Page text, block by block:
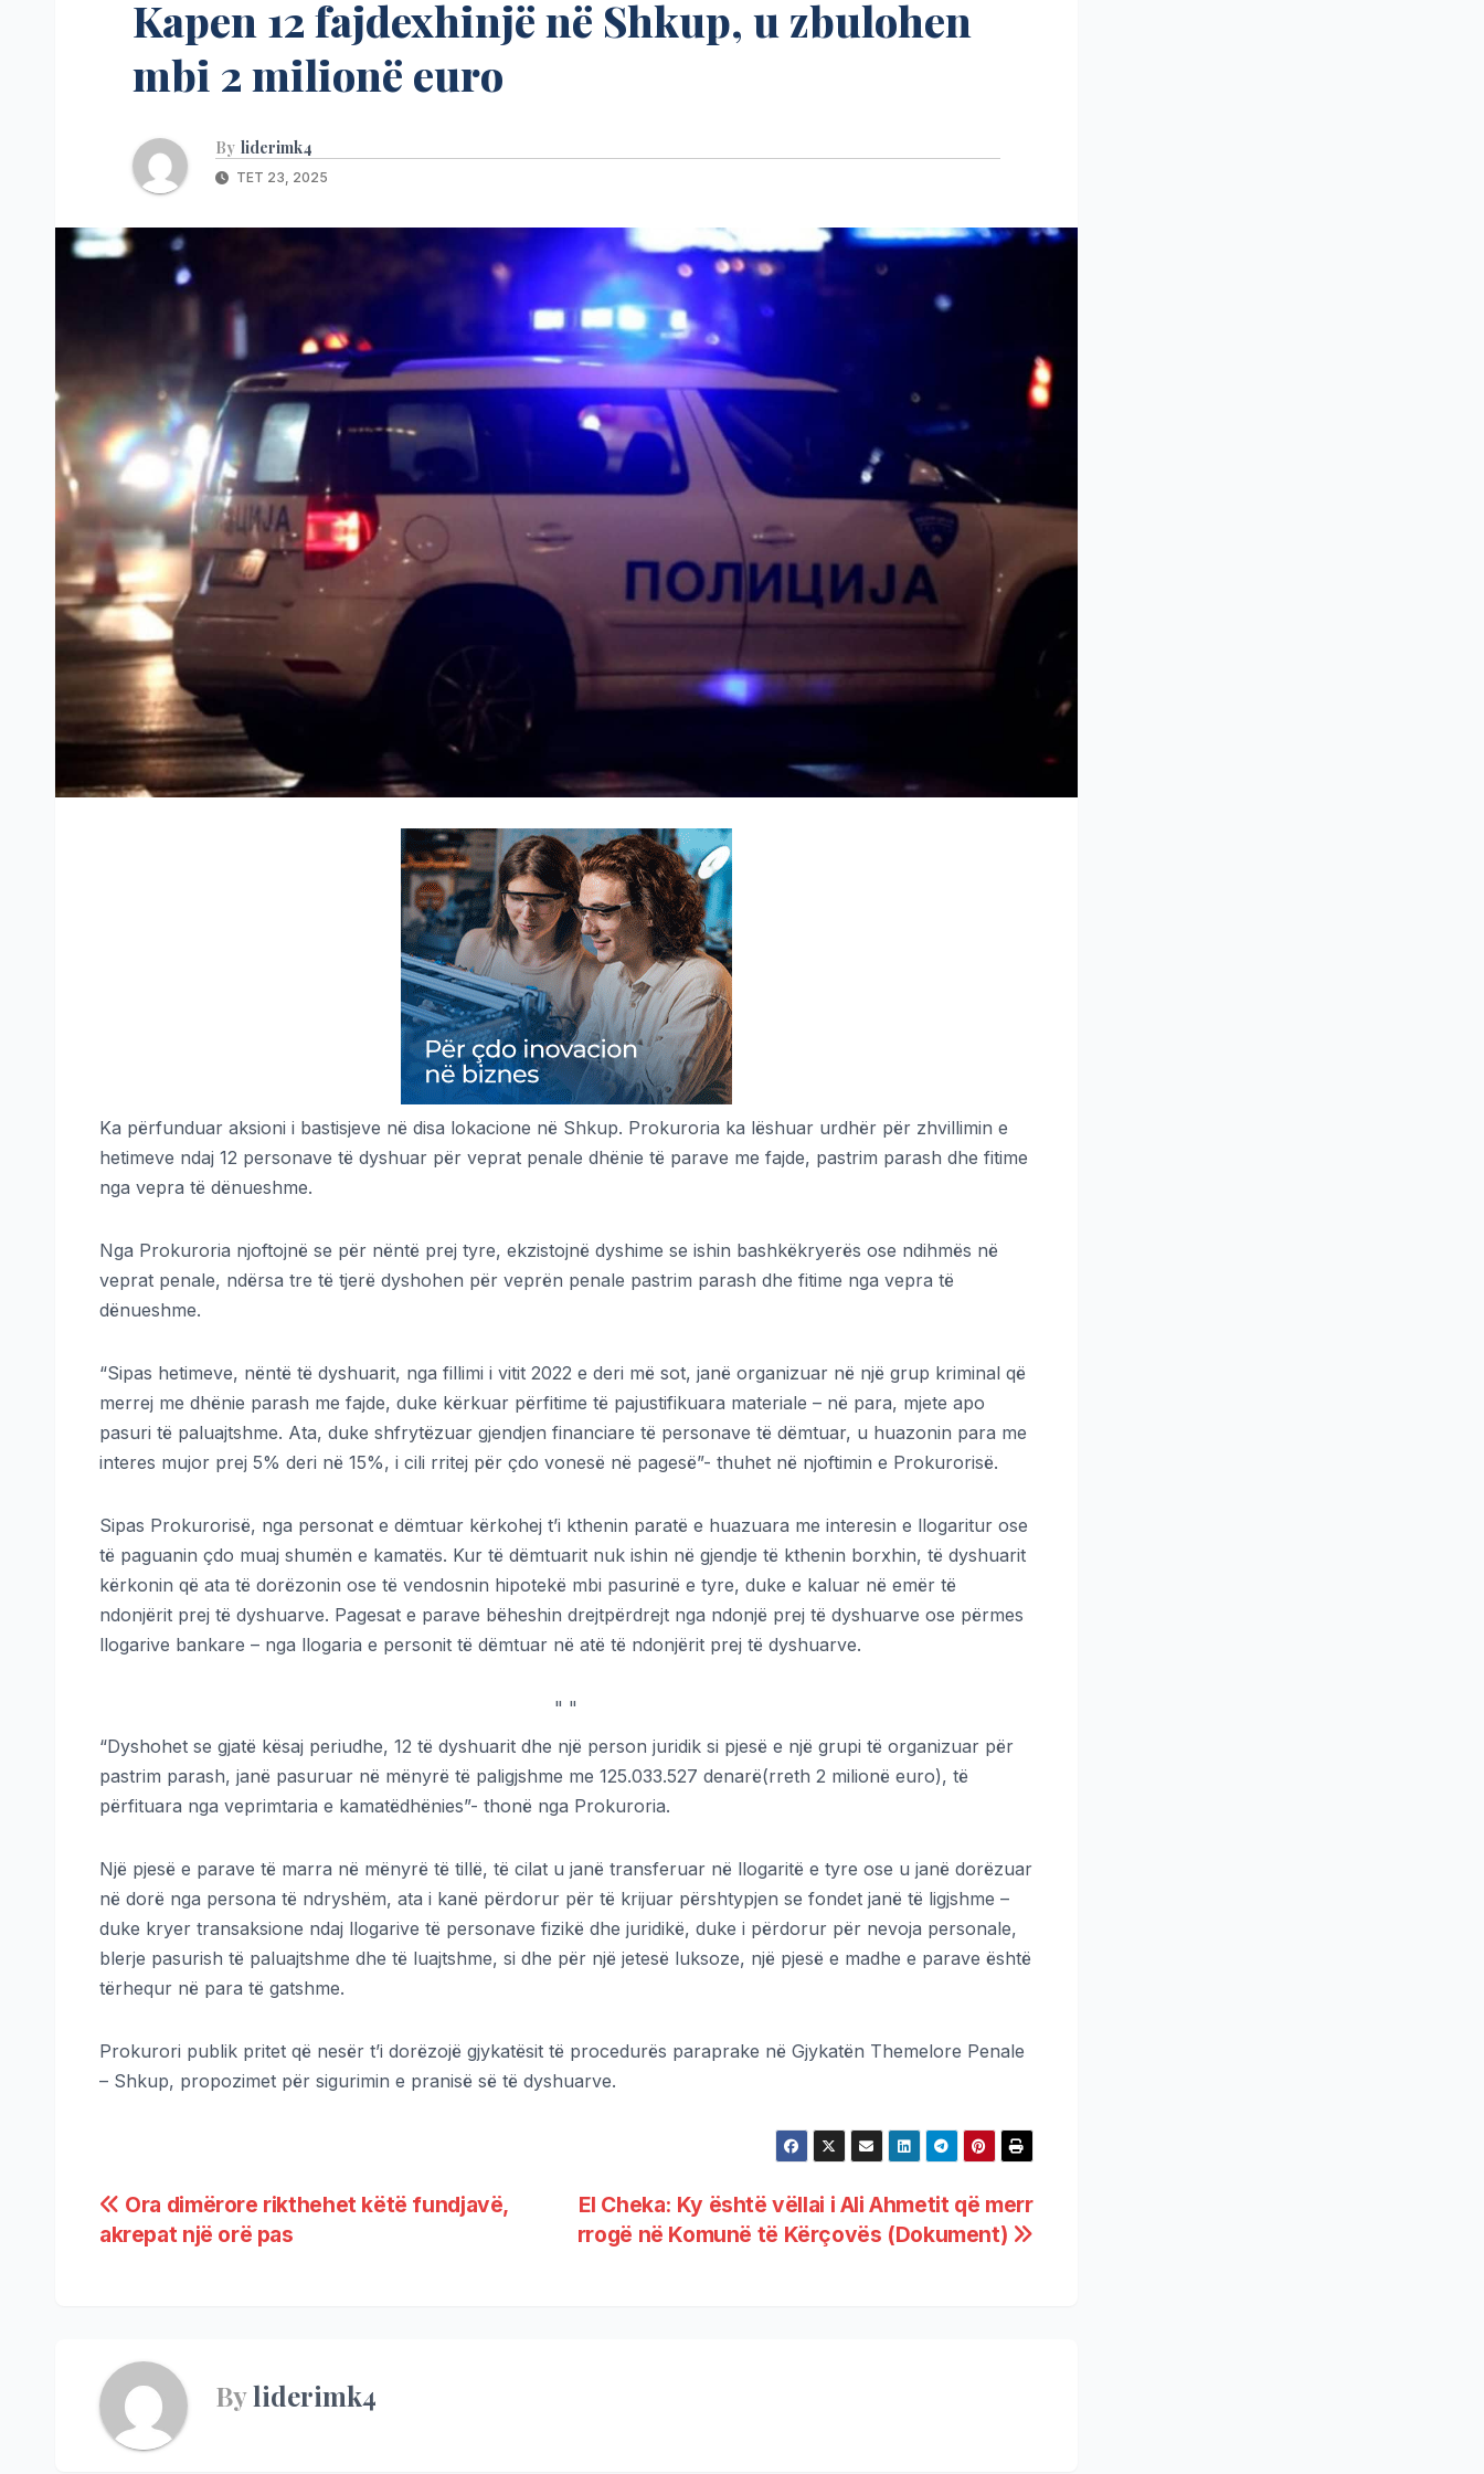
Kapen 12 fajdexhinjë në Shkup, u zbulohen
mbi 2 milionë euro
By liderimk4
TET 23, 2025
Ka përfunduar aksioni i bastisjeve në disa lokacione në Shkup. Prokuroria ka lëshuar urdhër për zhvillimin e
hetimeve ndaj 12 personave të dyshuar për veprat penale dhënie të parave me fajde, pastrim parash dhe fitime
nga vepra të dënueshme.
Nga Prokuroria njoftojnë se për nëntë prej tyre, ekzistojnë dyshime se ishin bashkëkryerës ose ndihmës në
veprat penale, ndërsa tre të tjerë dyshohen për veprën penale pastrim parash dhe fitime nga vepra të
dënueshme.
“Sipas hetimeve, nëntë të dyshuarit, nga fillimi i vitit 2022 e deri më sot, janë organizuar në një grup kriminal që
merrej me dhënie parash me fajde, duke kërkuar përfitime të pajustifikuara materiale – në para, mjete apo
pasuri të paluajtshme. Ata, duke shfrytëzuar gjendjen financiare të personave të dëmtuar, u huazonin para me
interes mujor prej 5% deri në 15%, i cili rritej për çdo vonesë në pagesë”- thuhet në njoftimin e Prokurorisë.
Sipas Prokurorisë, nga personat e dëmtuar kërkohej t’i kthenin paratë e huazuara me interesin e llogaritur ose
të paguanin çdo muaj shumën e kamatës. Kur të dëmtuarit nuk ishin në gjendje të kthenin borxhin, të dyshuarit
kërkonin që ata të dorëzonin ose të vendosnin hipotekë mbi pasurinë e tyre, duke e kaluar në emër të
ndonjërit prej të dyshuarve. Pagesat e parave bëheshin drejtpërdrejt nga ndonjë prej të dyshuarve ose përmes
llogarive bankare – nga llogaria e personit të dëmtuar në atë të ndonjërit prej të dyshuarve.
" "
“Dyshohet se gjatë kësaj periudhe, 12 të dyshuarit dhe një person juridik si pjesë e një grupi të organizuar për
pastrim parash, janë pasuruar në mënyrë të paligjshme me 125.033.527 denarë(rreth 2 milionë euro), të
përfituara nga veprimtaria e kamatëdhënies”- thonë nga Prokuroria.
Një pjesë e parave të marra në mënyrë të tillë, të cilat u janë transferuar në llogaritë e tyre ose u janë dorëzuar
në dorë nga persona të ndryshëm, ata i kanë përdorur për të krijuar përshtypjen se fondet janë të ligjshme –
duke kryer transaksione ndaj llogarive të personave fizikë dhe juridikë, duke i përdorur për nevoja personale,
blerje pasurish të paluajtshme dhe të luajtshme, si dhe për një jetesë luksoze, një pjesë e madhe e parave është
tërhequr në para të gatshme.
Prokurori publik pritet që nesër t’i dorëzojë gjykatësit të procedurës paraprake në Gjykatën Themelore Penale
– Shkup, propozimet për sigurimin e pranisë së të dyshuarve.
El Cheka: Ky është vëllai i Ali Ahmetit që merr
rrogë në Komunë të Kërçovës (Dokument)
Ora dimërore rikthehet këtë fundjavë,
akrepat një orë pas
Byliderimk4